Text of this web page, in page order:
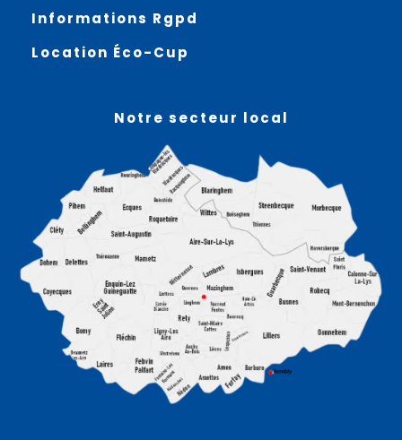
Informations Rgpd
Location Éco-Cup
Notre secteur local